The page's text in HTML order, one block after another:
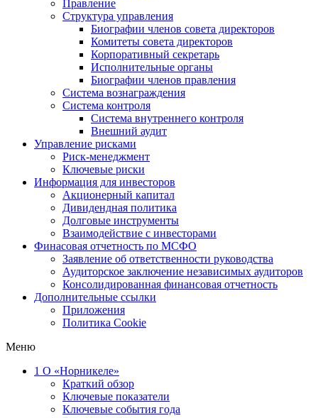
Правление
Структура управления
Биографии членов совета директоров
Комитеты совета директоров
Корпоративный секретарь
Исполнительные органы
Биографии членов правления
Система вознаграждения
Система контроля
Система внутреннего контроля
Внешний аудит
Управление рисками
Риск-менеджмент
Ключевые риски
Информация для инвесторов
Акционерный капитал
Дивидендная политика
Долговые инструменты
Взаимодействие с инвеcторами
Финасовая отчетность по МСФО
Заявление об ответственности руководства
Аудиторское заключение независимых аудиторов
Консолидированная финансовая отчетность
Дополнительные ссылки
Приложения
Политика Cookie
Меню
1 О «Норникеле»
Краткий обзор
Ключевые показатели
Ключевые события года